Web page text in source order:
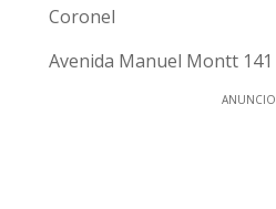
Coronel
Avenida Manuel Montt 141
ANUNCIO